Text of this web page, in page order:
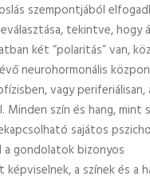
szempontjából
tekintve, hogy
két “polaritás” van,
neurohormonális
vagy periferiálisan,
Minden szín és hang, mint
sajátos
a gondolatok bizonyos
a színek és a